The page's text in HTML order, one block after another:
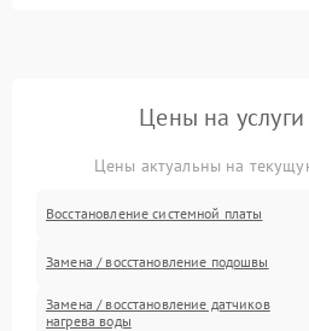
Цены на
Цены актуальны на
Восстановление системной платы
Замена / восстановление подошвы
Замена / восстановление датчиков
нагрева воды